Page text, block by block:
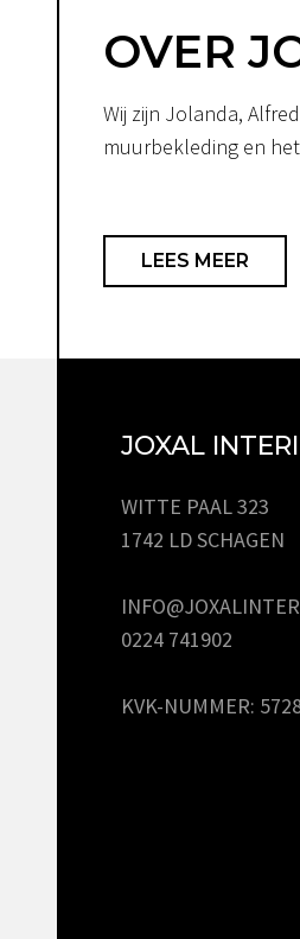
OVER
Wij zijn Jolanda,
muurbekleding en
LEES MEER
JOXAL
WITTE PAAL 323
1742 LD SCHAGEN
0224 741902
KVK-NUMMER: